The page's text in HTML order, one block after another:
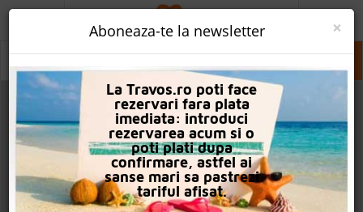
Hurghada Hurghada
PROMO
CAUTA REZERVARE
OFERTA PERSONALIZATA
DESPRE NOI
LOGIN
×
Aboneaza-te la newsletter
La Travos.ro poti face
rezervari fara plata
imediata: introduci
rezervarea acum si o
poti plati dupa
confirmare, astfel ai
sanse mari sa pastrezi
tariful afisat.